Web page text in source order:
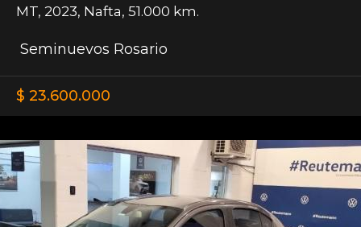
MT, 2023, Nafta, 51.000 km.
Seminuevos Rosario
$ 23.600.000